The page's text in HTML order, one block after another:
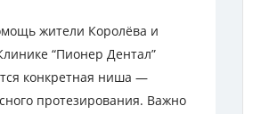
жители Королёва и
“Пионер Дентал”
конкретная ниша —
протезирования. Важно